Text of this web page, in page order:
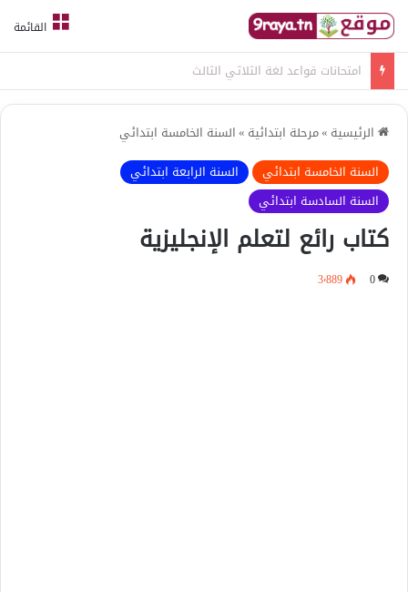
القائمة
امتحانات قواعد لغة الثلاثي الثالث
الرئيسية »مرحلة ابتدائية »السنة الخامسة ابتدائي
السنة الخامسة ابتدائي
السنة الرابعة ابتدائي
السنة السادسة ابتدائي
كتاب رائع لتعلم الإنجليزية
0 3٬889